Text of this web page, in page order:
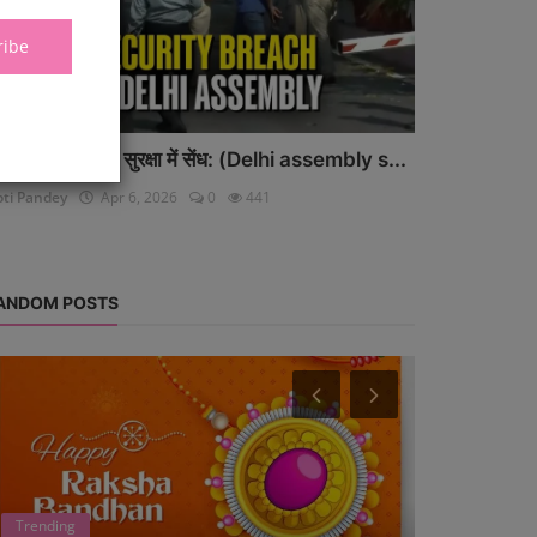
विधानसभा में सुरक्षा में सेंध: (Delhi assembly s...
Pandey Apr 6, 2026 0 441
POSTS
Trending